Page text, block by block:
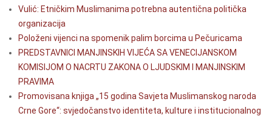
Vulić: Etničkim Muslimanima potrebna autentična politička
organizacija
Položeni vijenci na spomenik palim borcima u Pečuricama
PREDSTAVNICI MANJINSKIH VIJEĆA SA VENECIJANSKOM
KOMISIJOM O NACRTU ZAKONA O LJUDSKIM I MANJINSKIM
PRAVIMA
Promovisana knjiga „15 godina Savjeta Muslimanskog naroda
Crne Gore“: svjedočanstvo identiteta, kulture i institucionalnog